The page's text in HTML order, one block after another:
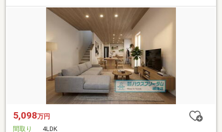
5,098万円
間取り
4LDK